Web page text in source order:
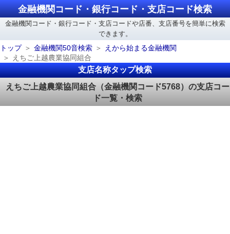
金融機関コード・銀行コード・支店コード検索
金融機関コード・銀行コード・支店コードや店番、支店番号を簡単に検索
できます。
トップ
金融機関50音検索
えから始まる金融機関
えちご上越農業協同組合
支店名称タップ検索
えちご上越農業協同組合（金融機関コード5768）の支店コー
ド一覧・検索